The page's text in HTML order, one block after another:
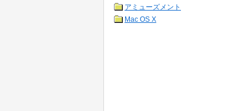
アミューズメント
Mac OS X